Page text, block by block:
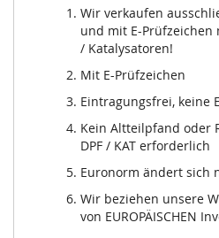
Wir verkaufen
und mit E-
/ Katalysatoren!
Mit E-Prüfzeichen
Eintragungsfrei, keine
Kein Altteilpfand oder
DPF / KAT erforderlich
Euronorm ändert sich
Wir beziehen unsere
von EUROPÄISCHEN